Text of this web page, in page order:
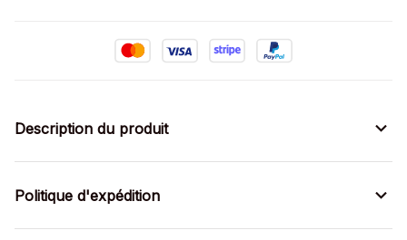
Description du produit
Politique d'expédition